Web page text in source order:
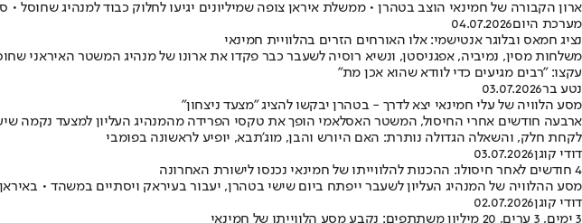
ארון הקבורה של חמינאי הוצב בטהרן • ממשלת איראן צופה שמיליונים יגיעו לחלוק כבוד למנהיג שחוסל
מערכת היום04.07.2026
נציג חמאס ובלוגר אנטישמי: אלו האורחים הזרים בהלוויית חמינאי
עקצו: "רבים מגיעים כדי לוודא שהוא אכן מת"
נטע בר03.07.2026
מסע הלוויה של עלי חמינאי יצא לדרך - בטהרן יבקשו להציג "מצעד ניצחון"
לקחת חלק, והשאלה הגדולה נותרת: האם היורש והבן, מוג'תבא, יופיע לראשונה בפומבי
דודי קוגן03.07.2026
4 חודשים לאחר חיסולו: ההכנות להלווייתו של חמינאי נכנסו לישורת האחרונה
מסע ההלוויה של המנהיג העליון לשעבר ייפתח ביום שישי בטהרן, יעבור בעיראק ויסתיים במשהד • באיראן נערכים להשתתפות של עד 20 מיליון בני אדם, לצד
דודי קוגן02.07.2026
3 ימים, 3 ערים, 20 מיליון משתתפים: נקבע מסע הלווייתו של חמינאי